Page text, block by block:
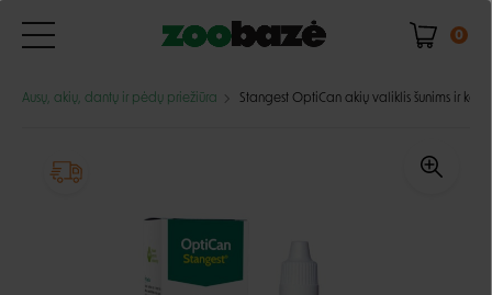
0
Ausų, akių, dantų ir pėdų priežiūra Stangest OptiCan akių valiklis šunims ir